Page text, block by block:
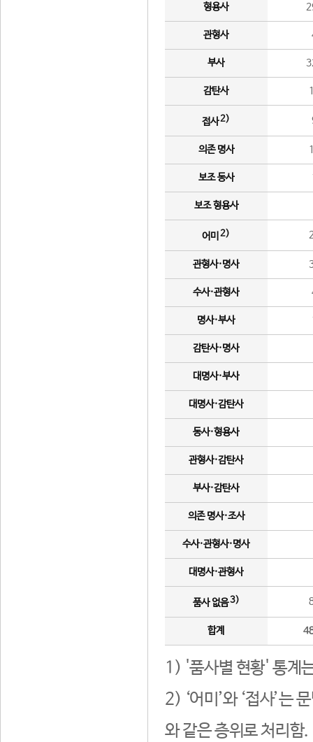
형용사
관형사
부사
감탄사
접사2)
의존 명사
보조 동사
보조 형용사
어미 2)
관형사·명사
수사·관형사
명사·부사
감탄사·명사
대명사·부사
대명사·감탄사
동사·형용사
관형사·감탄사
부사·감탄사
의존 명사·조사
수사·관형사·명사
대명사·관형사
품사 없음3)
합계
1) '품사별 현황' 통계
2) ‘어미’와 ‘접사’는
와 같은 층위로 처리함.